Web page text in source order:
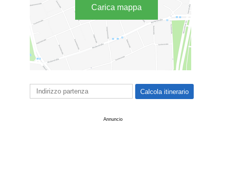
Carica mappa
Annuncio